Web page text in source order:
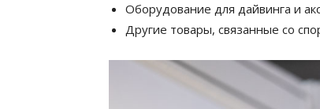
Оборудование для дайвинга и
Другие товары, связанные со